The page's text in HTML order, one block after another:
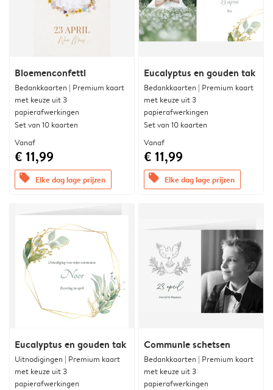
Bloemenconfetti
Bedankkaarten | Premium kaart
met keuze uit 3
papierafwerkingen
Set van 10 kaarten
Vanaf
€ 11,99
offers Elke dag lage prijzen
Eucalyptus en gouden tak
Bedankkaarten | Premium kaart
met keuze uit 3
papierafwerkingen
Set van 10 kaarten
Vanaf
€ 11,99
offers Elke dag lage prijzen
Eucalyptus en gouden tak
Uitnodigingen | Premium kaart
met keuze uit 3
papierafwerkingen
Communie schetsen
Bedankkaarten | Premium kaart
met keuze uit 3
papierafwerkingen